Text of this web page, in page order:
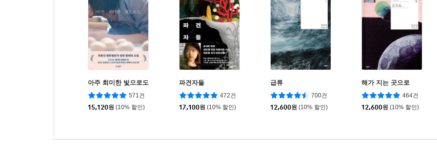
아주 희미한 빛으로도
571건
15,120원 (10% 할인)
파견자들
472건
17,100원 (10% 할인)
급류
700건
12,600원 (10% 할인)
해가 지는 곳으로
464건
12,600원 (10% 할인)